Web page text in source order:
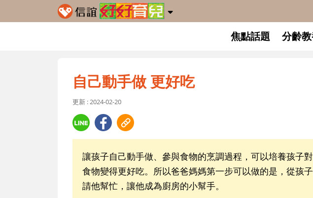
焦點話題 分齡
自己動手做 更好吃
更新 : 2024-02-20
讓孩子自己動手做、參與食物的烹調過程，可以培養孩子
食物變得更好吃。所以爸爸媽媽第一步可以做的是，從孩
請他幫忙，讓他成為廚房的小幫手。